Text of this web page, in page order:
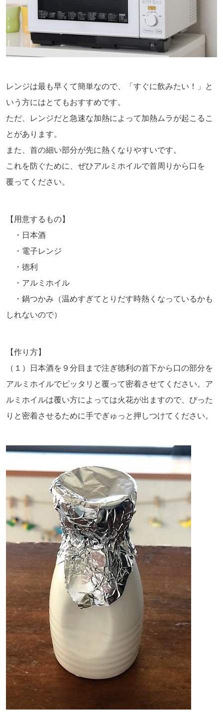
レンジは最も早くて簡単なので、「すぐに飲みたい！」と
いう方にはとてもおすすめです。
ただ、レンジだと急速な加熱によって加熱ムラが起こるこ
とがあります。
また、首の細い部分が先に熱くなりやすいです。
これを防ぐために、ぜひアルミホイルで首周りから口を
覆ってください。
【用意するもの】
・日本酒
・電子レンジ
・徳利
・アルミホイル
・鍋つかみ（温めすぎてとりだす時熱くなっているかも
しれないので）
【作り方】
（１）日本酒を９分目まで注ぎ徳利の首下から口の部分を
アルミホイルでピッタリと覆って密着させてください。ア
ルミホイルは覆い方によっては火花が出ますので、ぴった
りと密着させるために手でぎゅっと押しつけてください。